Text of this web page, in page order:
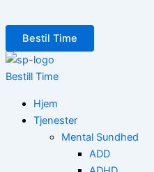
Bestil Time
Bestill Time
Hjem
Tjenester
Mental Sundhed
ADD